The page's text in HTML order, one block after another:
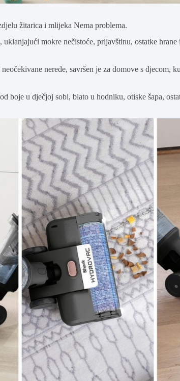
žitarica i mlijeka Nema problema.
uklanjajući mokre nečistoće, prljavštinu, ostatke
nerede, savršen je za domove s djecom,
boje u dječjoj sobi, blato u hodniku, otiske šapa,